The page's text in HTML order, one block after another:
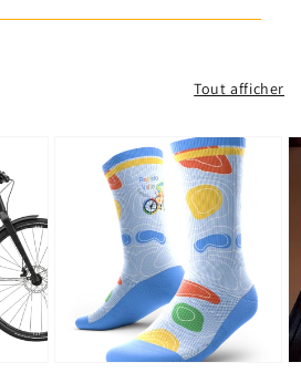
Tout afficher